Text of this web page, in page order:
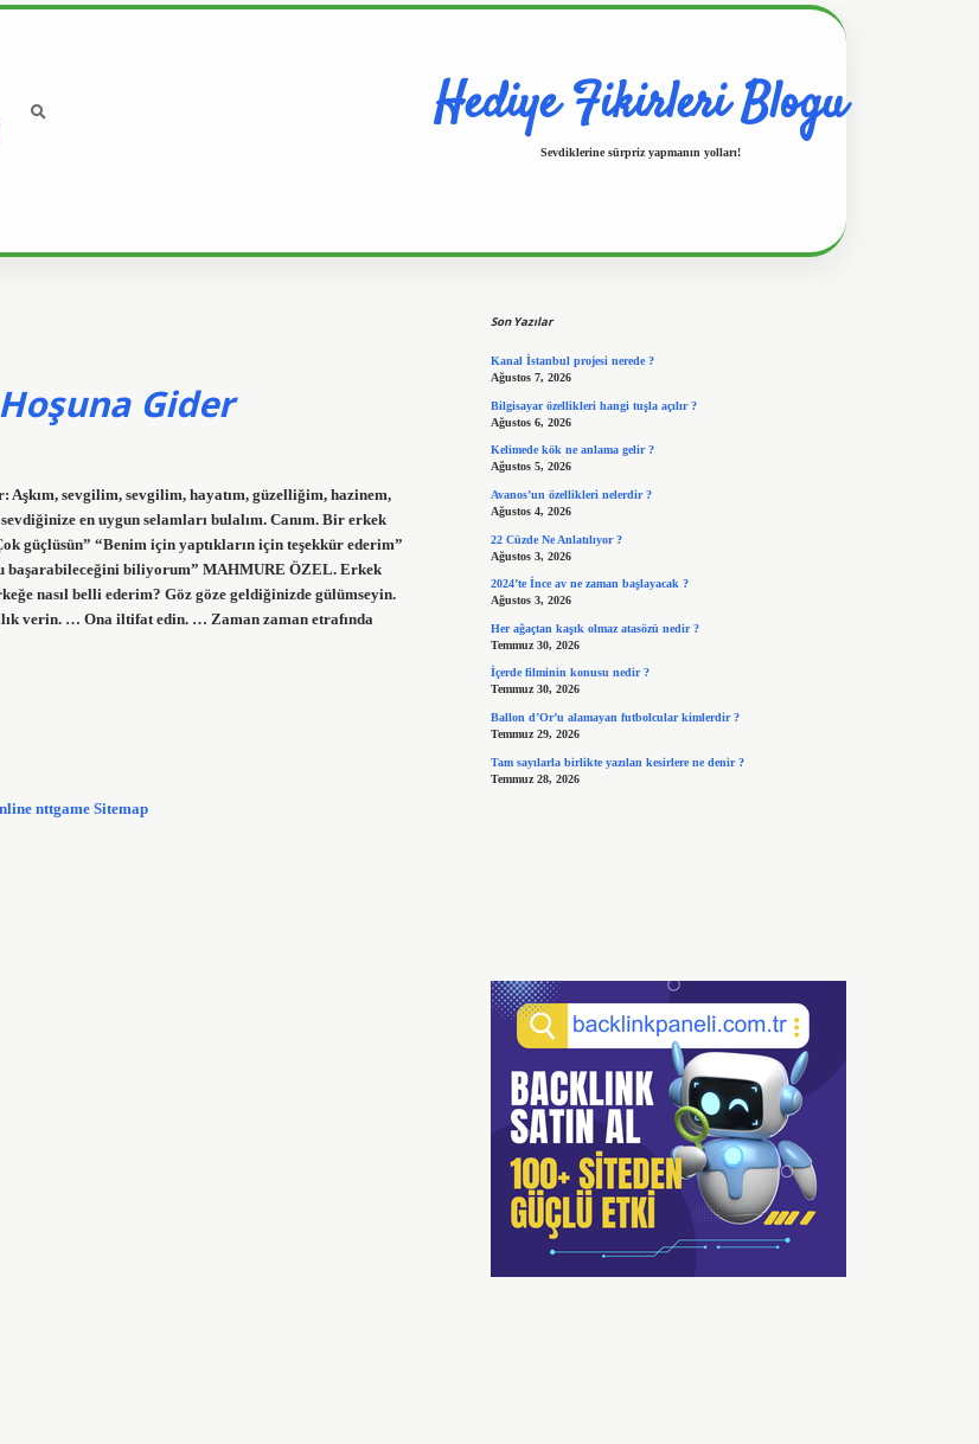
Hediye Fikirleri Blogu
Sevdiklerine sürpriz yapmanın yolları!
Gider
Aşkım, sevgilim, sevgilim, hayatım, güzelliğim, hazinem,
en uygun selamları bulalım. Canım. Bir erkek
güçlüsün” “Benim için yaptıkların için teşekkür ederim”
başarabileceğini biliyorum” MAHMURE ÖZEL. Erkek
nasıl belli ederim? Göz göze geldiğinizde gülümseyin.
verin. … Ona iltifat edin. … Zaman zaman etrafında
nttgame Sitemap
Son Yazılar
Kanal İstanbul projesi nerede ?
Ağustos 7, 2026
Bilgisayar özellikleri hangi tuşla açılır ?
Ağustos 6, 2026
Kelimede kök ne anlama gelir ?
Ağustos 5, 2026
Avanos’un özellikleri nelerdir ?
Ağustos 4, 2026
22 Cüzde Ne Anlatılıyor ?
Ağustos 3, 2026
2024’te İnce av ne zaman başlayacak ?
Ağustos 3, 2026
Her ağaçtan kaşık olmaz atasözü nedir ?
Temmuz 30, 2026
İçerde filminin konusu nedir ?
Temmuz 30, 2026
Ballon d’Or’u alamayan futbolcular kimlerdir ?
Temmuz 29, 2026
Tam sayılarla birlikte yazılan kesirlere ne denir ?
Temmuz 28, 2026